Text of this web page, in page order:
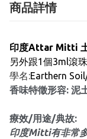
商品詳情
印度Attar Mitti
另外跟1個3ml滾
學名:Earthern
香味特徵形容: 泥
療效/用途/典故:
印度Mitti有非常